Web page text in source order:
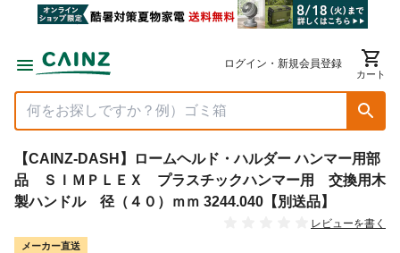
ログイン・新規会員登録
カート
【CAINZ-DASH】ロームヘルド・ハルダー ハンマー用部
品 ＳＩＭＰＬＥＸ プラスチックハンマー用 交換用木
製ハンドル 径（４０）ｍｍ 3244.040【別送品】
レビューを書く
メーカー直送